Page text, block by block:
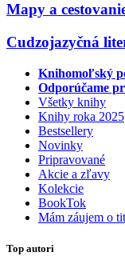
Mapy a
Cudzojazyčná
Knihomoľský
Odporúčame
Všetky knihy
Knihy roka 2025
Bestsellery
Novinky
Pripravované
Akcie a zľavy
Kolekcie
BookTok
Mám záujem o
Top autori